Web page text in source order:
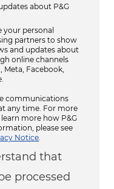
about P&G
your personal
partners to show
and updates about
online channels
Meta, Facebook,
communications
any time. For more
more how P&G
please see
Notice
that
processed